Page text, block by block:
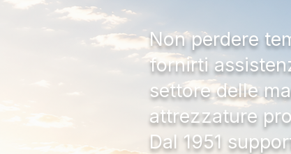
Non perdere
fornirti
settore delle
attrezzature
Dal 1951